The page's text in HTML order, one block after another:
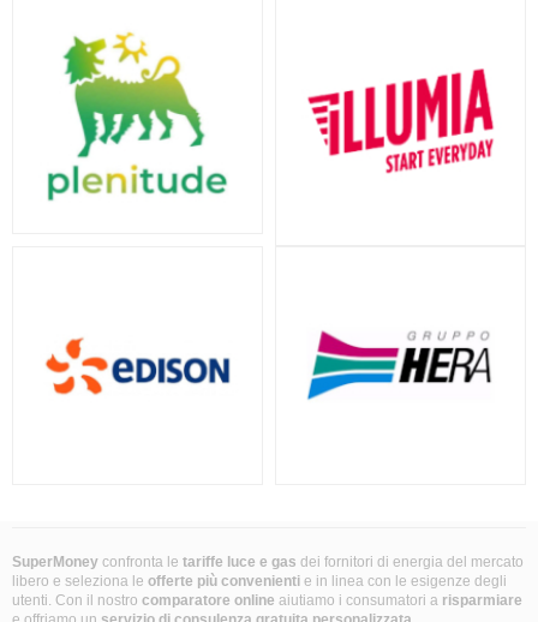
SuperMoney confronta le tariffe luce e gas dei fornitori di energia del mercato
libero e seleziona le offerte più convenienti e in linea con le esigenze degli
utenti. Con il nostro comparatore online aiutiamo i consumatori a risparmiare